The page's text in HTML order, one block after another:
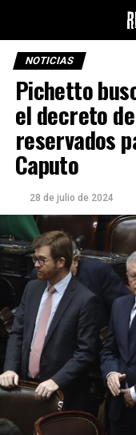
NOTICIAS
Pichetto
el decreto
reservados
Caputo
28 de julio de 2024